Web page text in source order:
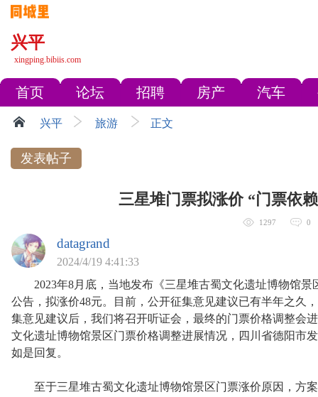
兴平
xingping.bibiis.com
首页 论坛 招聘 房产 汽车
兴平 旅游 正文
发表帖子
三星堆门票拟涨价 “门票依
1297 0
datagrand
2024/4/19 4:41:33
2023年8月底，当地发布《三星堆古蜀文化遗址博物馆景
公告，拟涨价48元。目前，公开征集意见建议已有半年之久
集意见建议后，我们将召开听证会，最终的门票价格调整
文化遗址博物馆景区门票价格调整进展情况，四川省德阳市
如是回复。
至于三星堆古蜀文化遗址博物馆景区门票涨价原因，方案